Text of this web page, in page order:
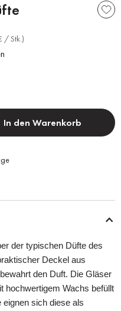
/ Stk.)
In den Warenkorb
der typischen Düfte des
Deckel aus
den Duft. Die Gläser
hochwertigem Wachs befüllt
eignen sich diese als